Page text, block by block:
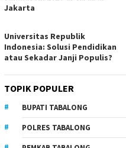
Jakarta
Universitas Republik
Indonesia: Solusi Pendidikan
atau Sekadar Janji Populis?
TOPIK POPULER
BUPATI TABALONG
POLRES TABALONG